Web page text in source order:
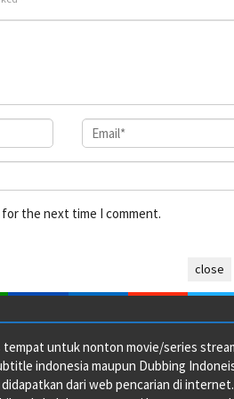
the next time I comment.
untuk nonton movie/series
indonesia maupun Dubbing
dari web pencarian di
close